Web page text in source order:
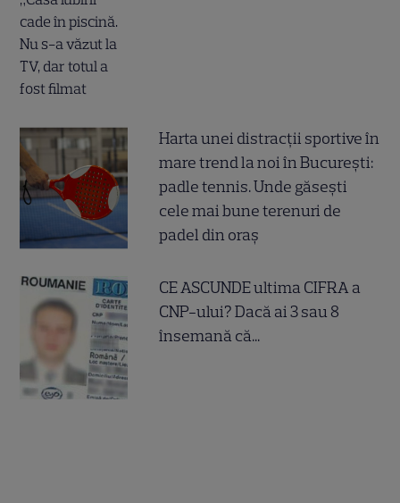
Harta unei distracții sportive în
mare trend la noi în București:
padle tennis. Unde găsești
cele mai bune terenuri de
padel din oraș
CE ASCUNDE ultima CIFRA a
CNP-ului? Dacă ai 3 sau 8
însemană că...